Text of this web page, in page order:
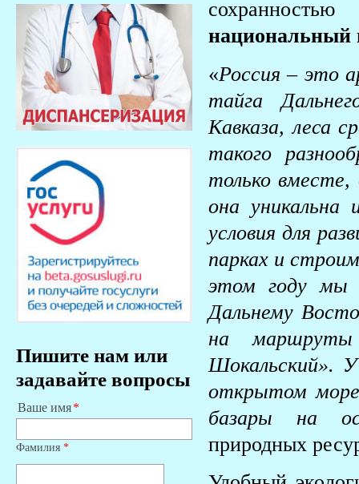
Пишите нам или
задавайте вопросы
Ваше имя
Фамилия *
национальный
«Россия – это
тайга
Кавказа, леса
такого
только вместе,
она уникальна
условия для
парках и
этом году мы
Дальнему
на
Шокальский».
открытом
базары на
природных